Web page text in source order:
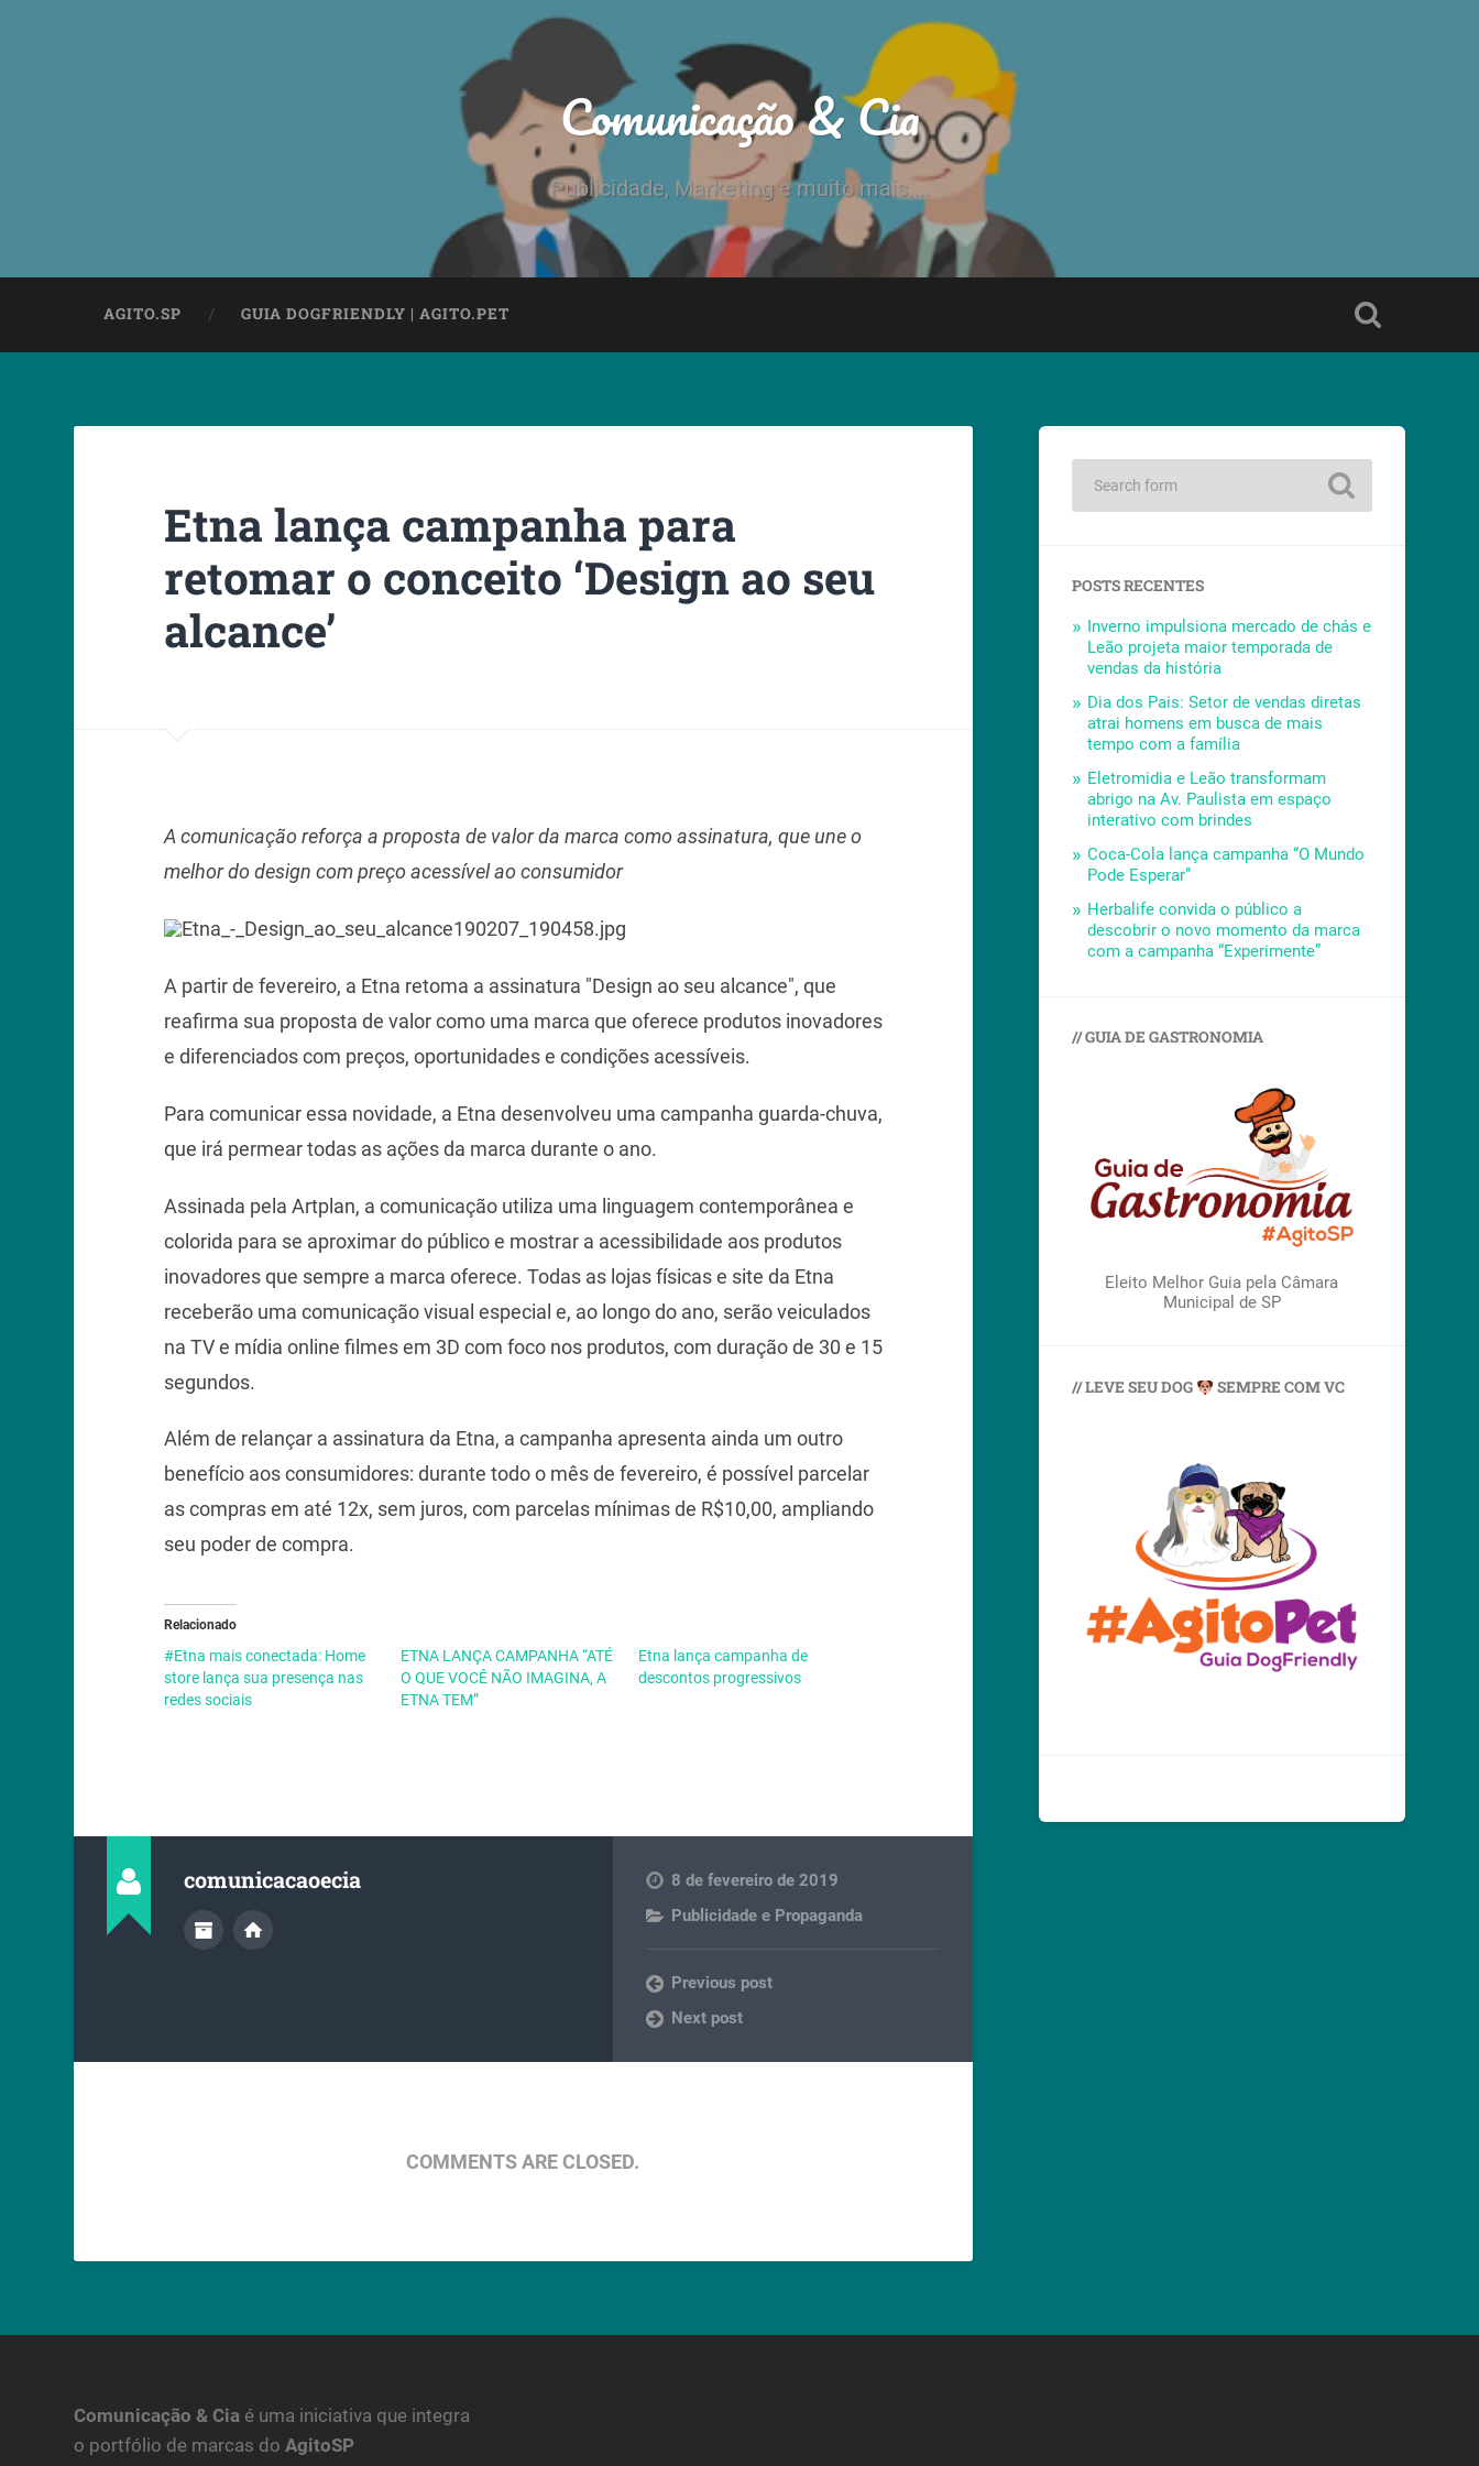
Comunicação & Cia
Publicidade, Marketing e muito mais....
AGITO.SP GUIA DOGFRIENDLY | AGITO.PET
Etna lança campanha para
retomar o conceito ‘Design ao seu
alcance’
A comunicação reforça a proposta de valor da marca como assinatura, que une o
melhor do design com preço acessível ao consumidor
A partir de fevereiro, a Etna retoma a assinatura "Design ao seu alcance", que
reafirma sua proposta de valor como uma marca que oferece produtos inovadores
e diferenciados com preços, oportunidades e condições acessíveis.
Para comunicar essa novidade, a Etna desenvolveu uma campanha guarda-chuva,
que irá permear todas as ações da marca durante o ano.
Assinada pela Artplan, a comunicação utiliza uma linguagem contemporânea e
colorida para se aproximar do público e mostrar a acessibilidade aos produtos
inovadores que sempre a marca oferece. Todas as lojas físicas e site da Etna
receberão uma comunicação visual especial e, ao longo do ano, serão veiculados
na TV e mídia online filmes em 3D com foco nos produtos, com duração de 30 e 15
segundos.
Além de relançar a assinatura da Etna, a campanha apresenta ainda um outro
benefício aos consumidores: durante todo o mês de fevereiro, é possível parcelar
as compras em até 12x, sem juros, com parcelas mínimas de R$10,00, ampliando
seu poder de compra.
Relacionado
#Etna mais conectada: Home
store lança sua presença nas
redes sociais
ETNA LANÇA CAMPANHA “ATÉ
O QUE VOCÊ NÃO IMAGINA, A
ETNA TEM”
Etna lança campanha de
descontos progressivos
comunicacaoecia
8 de fevereiro de 2019
Publicidade e Propaganda
Previous post
Next post
COMMENTS ARE CLOSED.
POSTS RECENTES
Inverno impulsiona mercado de chás e
Leão projeta maior temporada de
vendas da história
Dia dos Pais: Setor de vendas diretas
atrai homens em busca de mais
tempo com a família
Eletromidia e Leão transformam
abrigo na Av. Paulista em espaço
interativo com brindes
Coca-Cola lança campanha “O Mundo
Pode Esperar”
Herbalife convida o público a
descobrir o novo momento da marca
com a campanha “Experimente”
// GUIA DE GASTRONOMIA
Eleito Melhor Guia pela Câmara
Municipal de SP
// LEVE SEU DOG SEMPRE COM VC
Comunicação & Cia é uma iniciativa que integra
o portfólio de marcas doAgitoSP